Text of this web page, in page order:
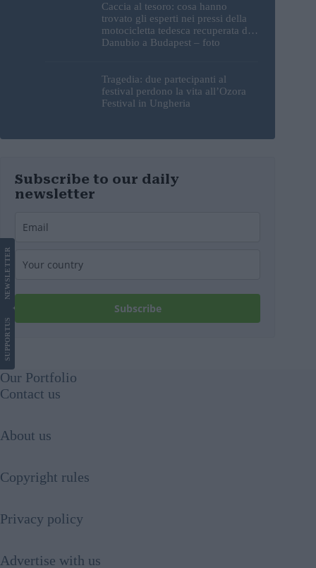
Caccia al tesoro: cosa hanno
trovato gli esperti nei pressi della
motocicletta tedesca recuperata dal
Danubio a Budapest – foto
Tragedia: due partecipanti al
festival perdono la vita all’Ozora
Festival in Ungheria
Subscribe to our daily
newsletter
Subscribe
SUPPORT
US
NEWS
LETTER
Our Portfolio
Contact us
About us
Copyright rules
Privacy policy
Advertise with us